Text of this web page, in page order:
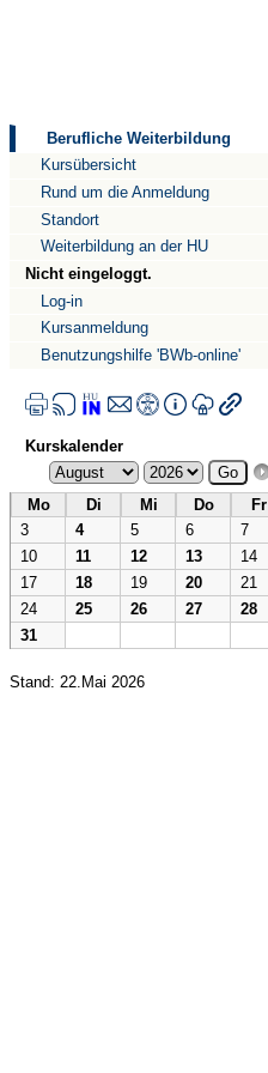
Berufliche Weiterbildung
Kursübersicht
Rund um die Anmeldung
Standort
Weiterbildung an der HU
Nicht eingeloggt.
Log-in
Kursanmeldung
Benutzungshilfe 'BWb-online'
Kurskalender
Mo Di Mi Do
Fr
3
4 5 6
7
10
11 12 13
14
17
18 19 20
21
24
25 26 27
28
31
Stand: 22.Mai 2026